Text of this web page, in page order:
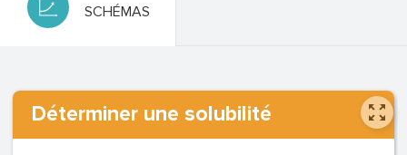
SCHÉMAS
Déterminer une solubilité